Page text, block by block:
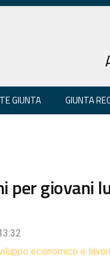
GIUNTA GIUNTA
per giovani
economico e